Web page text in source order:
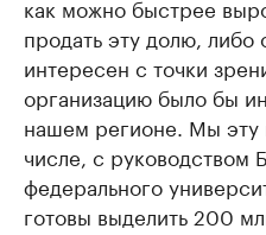
как можно быстрее
продать эту долю, либо
интересен с точки
организацию было бы
нашем регионе. Мы эту
числе, с руководством
федерального
готовы выделить 200